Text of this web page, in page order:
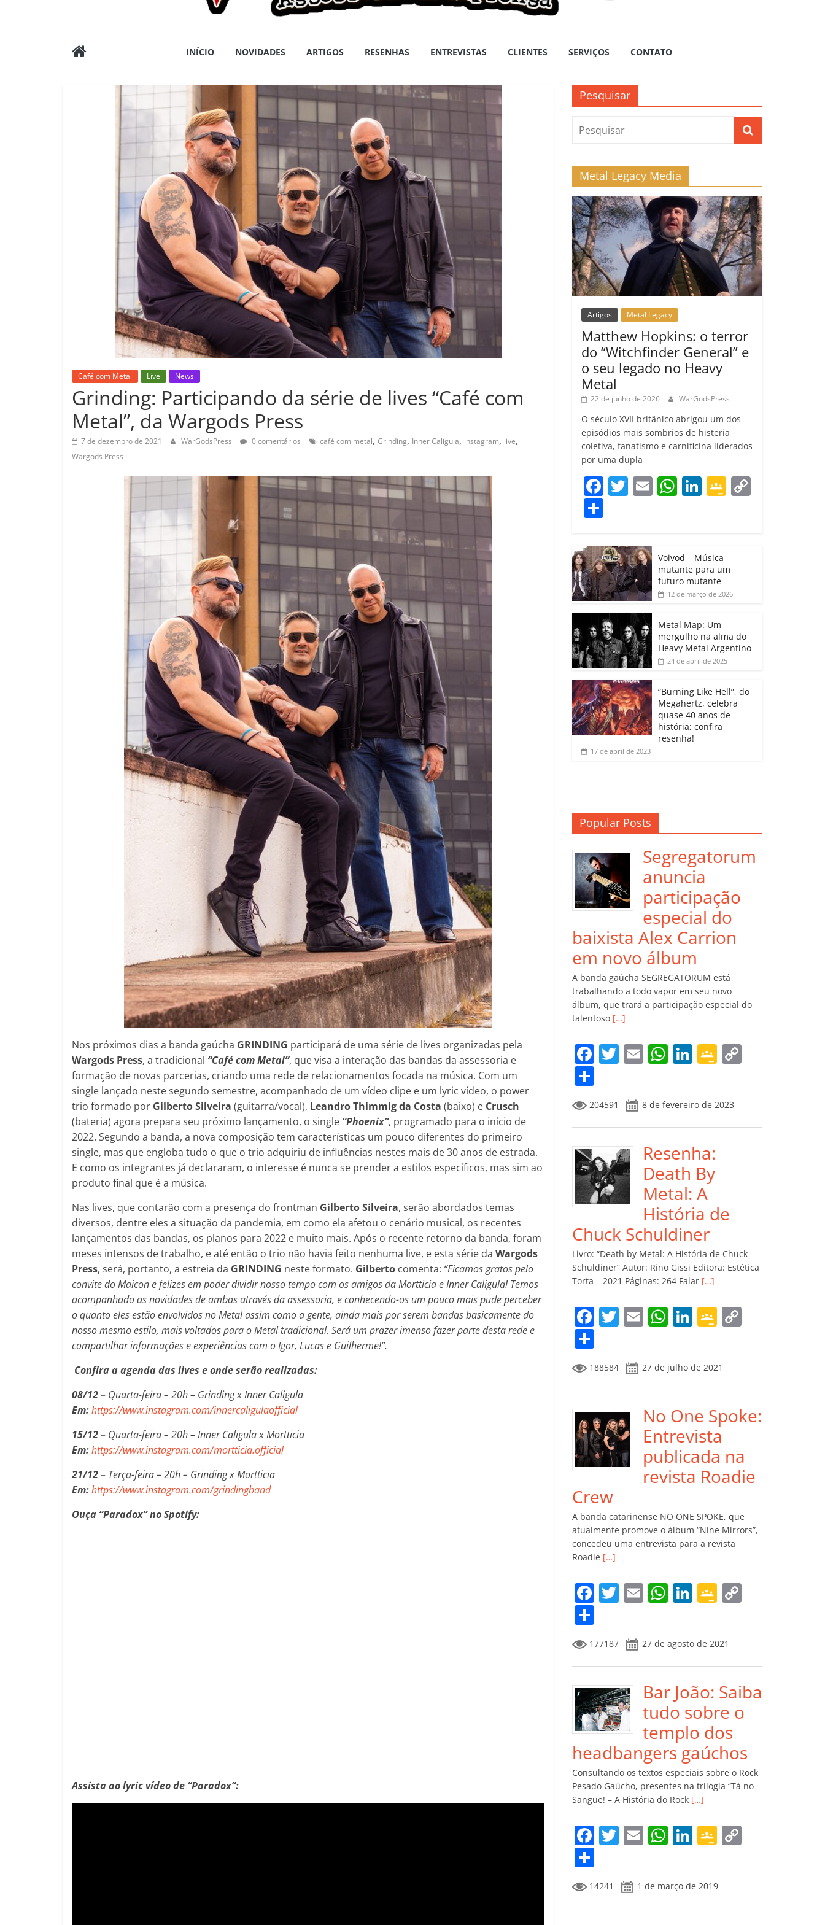
Wargods
Press
INÍCIO NOVIDADES ARTIGOS RESENHAS ENTREVISTAS CLIENTES SERVIÇOS CONTATO
Café com Metal Live News
Grinding: Participando da série de lives “Café com
Metal”, da Wargods Press
7 de dezembro de 2021 WarGodsPress 0 comentários café com metal, Grinding, Inner Caligula, instagram, live,
Wargods Press
Nos próximos dias a banda gaúcha GRINDING participará de uma série de lives organizadas pela
Wargods Press, a tradicional “Café com Metal”, que visa a interação das bandas da assessoria e
formação de novas parcerias, criando uma rede de relacionamentos focada na música. Com um
single lançado neste segundo semestre, acompanhado de um vídeo clipe e um lyric vídeo, o power
trio formado por GilbertoSilveira (guitarra/vocal), Leandro Thimmig da Costa (baixo) e Crusch
(bateria) agora prepara seu próximo lançamento, o single “Phoenix”, programado para o início de
2022. Segundo a banda, a nova composição tem características um pouco diferentes do primeiro
single, mas que engloba tudo o que o trio adquiriu de influências nestes mais de 30 anos de estrada.
E como os integrantes já declararam, o interesse é nunca se prender a estilos específicos, mas sim ao
produto final que é a música.
Nas lives, que contarão com a presença do frontman GilbertoSilveira, serão abordados temas
diversos, dentre eles a situação da pandemia, em como ela afetou o cenário musical, os recentes
lançamentos das bandas, os planos para 2022 e muito mais. Após o recente retorno da banda, foram
meses intensos de trabalho, e até então o trio não havia feito nenhuma live, e esta série da Wargods
Press, será, portanto, a estreia da GRINDING neste formato. Gilberto comenta: “Ficamos gratos pelo
convite do Maicon e felizes em poder dividir nosso tempo com os amigos da Mortticia e Inner Caligula! Temos
acompanhado as novidades de ambas através da assessoria, e conhecendo-os um pouco mais pude perceber
o quanto eles estão envolvidos no Metal assim como a gente, ainda mais por serem bandas basicamente do
nosso mesmo estilo, mais voltados para o Metal tradicional. Será um prazer imenso fazer parte desta rede e
compartilhar informações e experiências com o Igor, Lucas e Guilherme!”.
Confira a agenda das lives e onde serão realizadas:
08/12 – Quarta-feira – 20h – Grinding x Inner Caligula
Em:https://www.instagram.com/innercaligulaofficial
15/12 – Quarta-feira – 20h – Inner Caligula x Mortticia
Em:https://www.instagram.com/mortticia.official
21/12 – Terça-feira – 20h – Grinding x Mortticia
Em:https://www.instagram.com/grindingband
Ouça “Paradox” no Spotify:
Assista ao lyric vídeo de “Paradox”:
Pesquisar
Metal Legacy Media
Artigos Metal Legacy
Matthew Hopkins: o terror
do “Witchfinder General” e
o seu legado no Heavy
Metal
22 de junho de 2026 WarGodsPress
O século XVII britânico abrigou um dos
episódios mais sombrios de histeria
coletiva, fanatismo e carnificina liderados
por uma dupla
F
e
b
o
o
k
T
er
E W
A
p
p
Li
dI
n
G
e
a
ro
o
m
m
p
ar
til
h
ar
Voivod – Música
mutante para um
futuro mutante
12 de março de 2026
Metal Map: Um
mergulho na alma do
Heavy Metal Argentino
24 de abril de 2025
“Burning Like Hell”, do
Megahertz, celebra
quase 40 anos de
história; confira
resenha!
17 de abril de 2023
Popular Posts
Segregatorum
anuncia
participação
especial do
baixista Alex Carrion
em novo álbum
A banda gaúcha SEGREGATORUM está
trabalhando a todo vapor em seu novo
álbum, que trará a participação especial do
talentoso […]
F
e
b
o
o
k
T
itt
er
E
l
W
s
A
p
p
Li
e
dI
n
G
gl
e
ro
m
Li
o
m
p
ar
til
h
ar
204591 8 de fevereiro de 2023
Resenha:
Death By
Metal: A
História de
Chuck Schuldiner
Livro: “Death by Metal: A História de Chuck
Schuldiner” Autor: Rino Gissi Editora: Estética
Torta – 2021 Páginas: 264 Falar […]
F
e
b
o
o
k
T
itt
er
E
l
W
s
A
p
p
Li
e
dI
n
G
gl
e
Cl
a
ss
ro
m
Li
n
o
m
p
ar
til
h
ar
188584 27 de julho de 2021
No One Spoke:
Entrevista
publicada na
revista Roadie
Crew
A banda catarinense NO ONE SPOKE, que
atualmente promove o álbum “Nine Mirrors”,
concedeu uma entrevista para a revista
Roadie […]
F
e
b
o
o
k
T
itt
er
E
l
W
s
A
p
p
Li
e
dI
n
G
gl
e
Cl
a
ss
ro
o
m
Li
n
k
o
m
p
ar
til
h
ar
177187 27 de agosto de 2021
Bar João: Saiba
tudo sobre o
templo dos
headbangers gaúchos
Consultando os textos especiais sobre o Rock
Pesado Gaúcho, presentes na trilogia “Tá no
Sangue! – A História do Rock […]
F
e
T
itt
er
E
l
W
s
Li
e
G
gl
o
m
14241 1 de março de 2019